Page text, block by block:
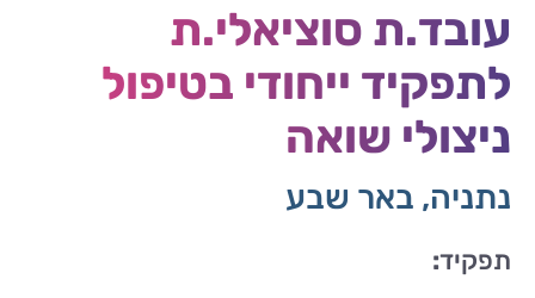
עובד.ת סוציאלי.ת
לתפקיד ייחודי בטיפול
ניצולי שואה
נתניה, באר שבע
תפקיד: